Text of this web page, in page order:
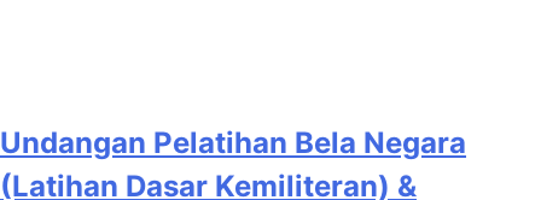
Undangan Pelatihan Bela Negara
(Latihan Dasar Kemiliteran) &